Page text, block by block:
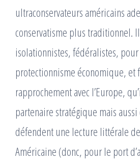
ultraconservateurs américains
conservatisme plus traditionnel.
isolationnistes, fédéralistes,
protectionnisme économique, et
rapprochement avec l’Europe,
partenaire stratégique mais
défendent une lecture littérale
Américaine (donc, pour le port